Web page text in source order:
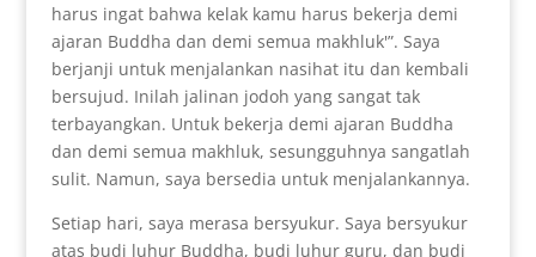
harus ingat bahwa kelak kamu harus bekerja demi
ajaran Buddha dan demi semua makhluk'”. Saya
berjanji untuk menjalankan nasihat itu dan kembali
bersujud. Inilah jalinan jodoh yang sangat tak
terbayangkan. Untuk bekerja demi ajaran Buddha
dan demi semua makhluk, sesungguhnya sangatlah
sulit. Namun, saya bersedia untuk menjalankannya.
Setiap hari, saya merasa bersyukur. Saya bersyukur
atas budi luhur Buddha, budi luhur guru, dan budi